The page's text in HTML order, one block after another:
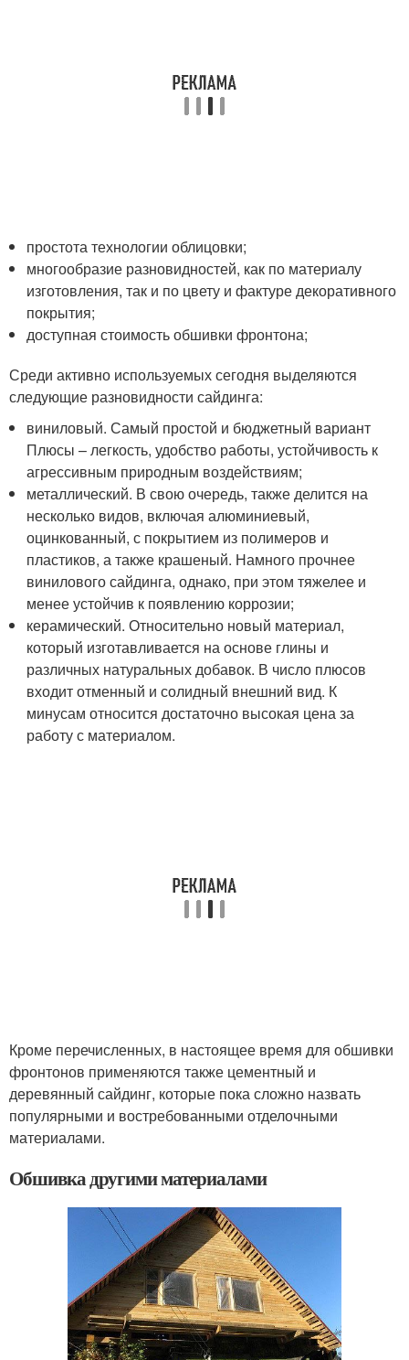
простота технологии облицовки;
многообразие разновидностей, как по материалу
изготовления, так и по цвету и фактуре декоративного
покрытия;
доступная стоимость обшивки фронтона;
Среди активно используемых сегодня выделяются
следующие разновидности сайдинга:
виниловый. Самый простой и бюджетный вариант
Плюсы – легкость, удобство работы, устойчивость к
агрессивным природным воздействиям;
металлический. В свою очередь, также делится на
несколько видов, включая алюминиевый,
оцинкованный, с покрытием из полимеров и
пластиков, а также крашеный. Намного прочнее
винилового сайдинга, однако, при этом тяжелее и
менее устойчив к появлению коррозии;
керамический. Относительно новый материал,
который изготавливается на основе глины и
различных натуральных добавок. В число плюсов
входит отменный и солидный внешний вид. К
минусам относится достаточно высокая цена за
работу с материалом.
Кроме перечисленных, в настоящее время для обшивки
фронтонов применяются также цементный и
деревянный сайдинг, которые пока сложно назвать
популярными и востребованными отделочными
материалами.
Обшивка другими материалами